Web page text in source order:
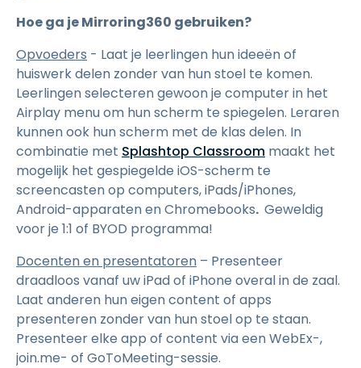
Hoe ga je Mirroring360 gebruiken?
Opvoeders - Laat je leerlingen hun ideeën of
huiswerk delen zonder van hun stoel te komen.
Leerlingen selecteren gewoon je computer in het
Airplay menu om hun scherm te spiegelen. Leraren
kunnen ook hun scherm met de klas delen. In
combinatie met Splashtop Classroom maakt het
mogelijk het gespiegelde iOS-scherm te
screencasten op computers, iPads/iPhones,
Android-apparaten en Chromebooks. Geweldig
voor je 1:1 of BYOD programma!
Docenten en presentatoren – Presenteer
draadloos vanaf uw iPad of iPhone overal in de zaal.
Laat anderen hun eigen content of apps
presenteren zonder van hun stoel op te staan.
Presenteer elke app of content via een WebEx-,
join.me- of GoToMeeting-sessie.